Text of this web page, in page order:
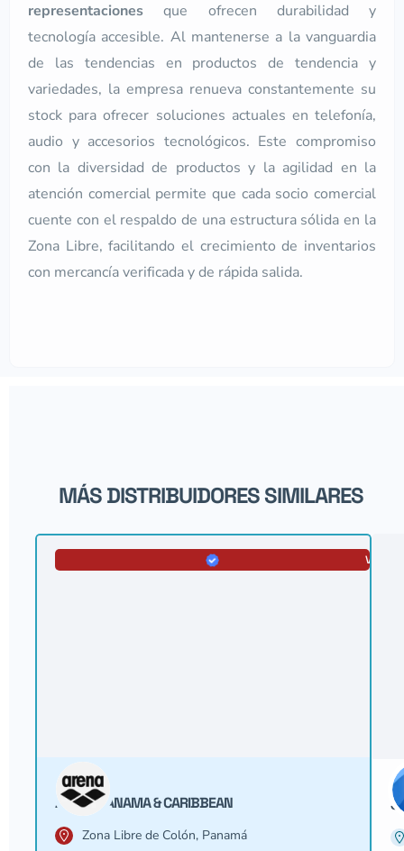
representaciones que ofrecen durabilidad y
tecnología accesible. Al mantenerse a la vanguardia
de las tendencias en productos de tendencia y
variedades, la empresa renueva constantemente su
stock para ofrecer soluciones actuales en telefonía,
audio y accesorios tecnológicos. Este compromiso
con la diversidad de productos y la agilidad en la
atención comercial permite que cada socio comercial
cuente con el respaldo de una estructura sólida en la
Zona Libre, facilitando el crecimiento de inventarios
con mercancía verificada y de rápida salida.
MÁS DISTRIBUIDORES SIMILARES
ARENA PANAMA & CARIBBEAN
Zona Libre de Colón, Panamá